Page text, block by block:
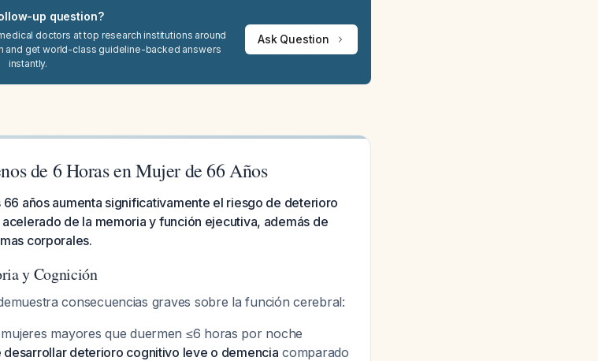
up question?
doctors at top research institutions around
and get world-class guideline-backed answers
instantly.
Ask Question
de 6 Horas en Mujer de 66 Años
años aumenta significativamente el riesgo de deterioro
de la memoria y función ejecutiva, además de
corporales.
y Cognición
consecuencias graves sobre la función cerebral:
mujeres mayores que duermen ≤6 horas por noche
deterioro cognitivo leve o demencia comparado